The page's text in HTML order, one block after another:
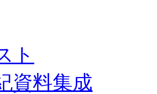
ト
資料集成